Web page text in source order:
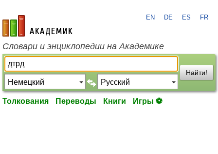
academic.ru
EN DE ES FR
Словари и энциклопедии на Академике
Найти!
Толкования Переводы Книги Игры ⚽